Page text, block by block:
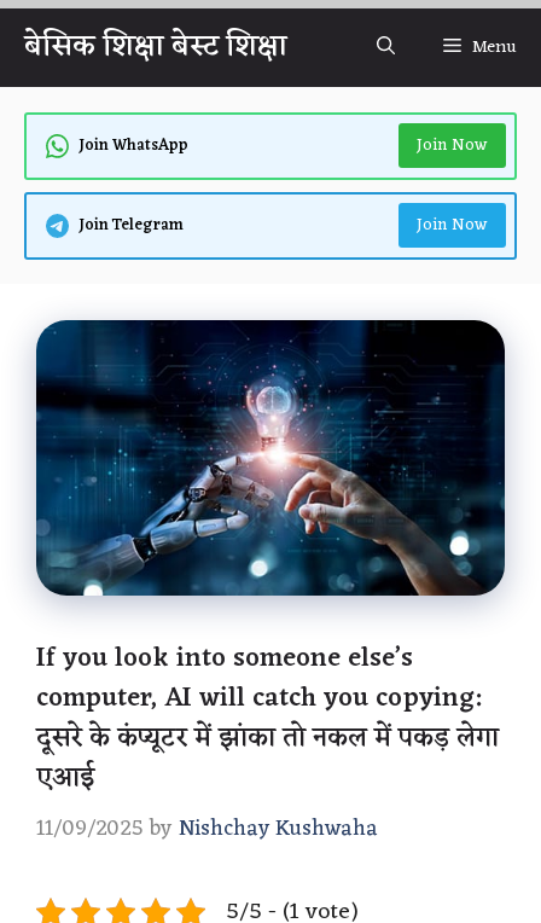
Skip
content
बेसिक शिक्षा बेस्ट शिक्षा Menu
Join WhatsApp Join Now
Join Telegram Join Now
If you look into someone else’s
computer, AI will catch you copying:
दूसरे के कंप्यूटर में झांका तो नकल में पकड़ लेगा
एआई
11/09/2025 byNishchay Kushwaha
5/5 - (1 vote)